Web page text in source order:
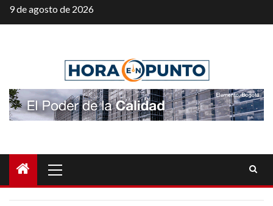
Saltar
al
9 de agosto de 2026
principal